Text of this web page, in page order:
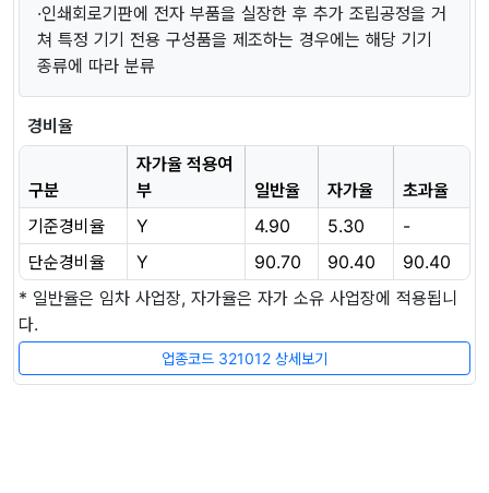
·인쇄회로기판에 전자 부품을 실장한 후 추가 조립공정을 거
쳐 특정 기기 전용 구성품을 제조하는 경우에는 해당 기기
종류에 따라 분류
경비율
구분
자가율 적용여
부
일반율 자가율
초과율
기준경비율
Y 4.90 5.30
-
단순경비율
Y 90.70 90.40
90.40
* 일반율은 임차 사업장, 자가율은 자가 소유 사업장에 적용됩니
다.
업종코드 321012 상세보기